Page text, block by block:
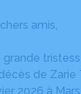
amis,
grande
de Zarie
2026 à